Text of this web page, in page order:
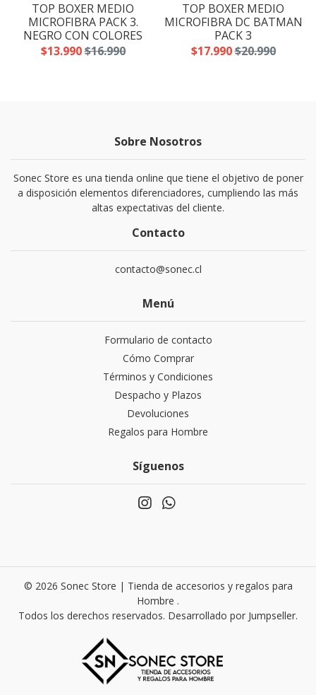
TOP BOXER MEDIO
MICROFIBRA PACK 3.
NEGRO CON COLORES
$13.990$16.990
TOP BOXER MEDIO
MICROFIBRA DC BATMAN
PACK 3
$17.990$20.990
Sobre Nosotros
Sonec Store es una tienda online que tiene el objetivo de poner
a disposición elementos diferenciadores, cumpliendo las más
altas expectativas del cliente.
Contacto
contacto@sonec.cl
Menú
Formulario de contacto
Cómo Comprar
Términos y Condiciones
Despacho y Plazos
Devoluciones
Regalos para Hombre
Síguenos
© 2026 Sonec Store | Tienda de accesorios y regalos para
Hombre .
Todos los derechos reservados. Desarrollado por Jumpseller.